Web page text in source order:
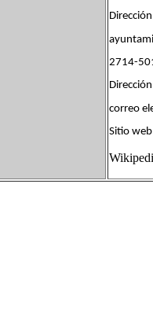
2714-
correo
Sitio